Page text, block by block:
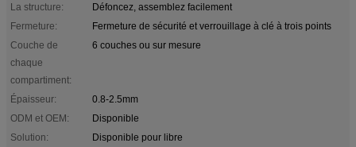
La structure:
Défoncez, assemblez facilement
Fermeture:
Fermeture de sécurité et verrouillage à clé à trois points
Couche de
chaque
compartiment:
6 couches ou sur mesure
Épaisseur:
0.8-2.5mm
ODM et OEM:
Disponible
Solution:
Disponible pour libre